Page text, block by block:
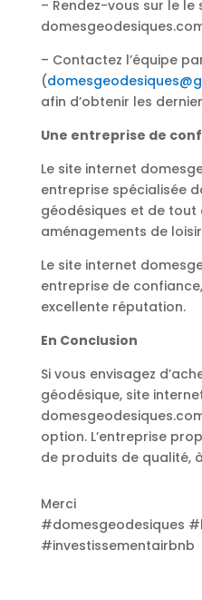
– Rendez-vous sur le le
– Contactez l’équipe
(
afin d’obtenir les
Une entreprise de
Le site internet
entreprise spécialisée
géodésiques et de
aménagements de
Le site internet
entreprise de
excellente réputation.
En Conclusion
Si vous envisagez
géodésique, site
option. L’entreprise
de produits de qualité,
Merci
#domesgeodesiques
#investissementairbnb